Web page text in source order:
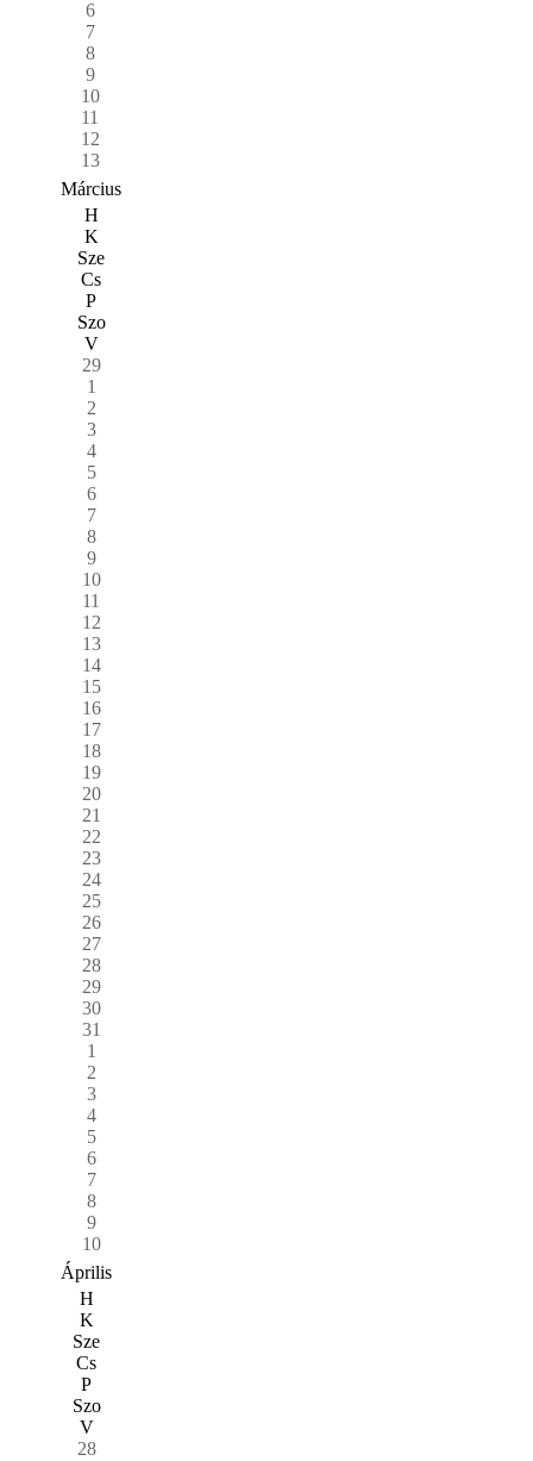
6
7
8
9
10
11
12
13
Március
H
K
Sze
Cs
P
Szo
V
29
1
2
3
4
5
6
7
8
9
10
11
12
13
14
15
16
17
18
19
20
21
22
23
24
25
26
27
28
29
30
31
1
2
3
4
5
6
7
8
9
10
Április
H
K
Sze
Cs
P
Szo
V
28